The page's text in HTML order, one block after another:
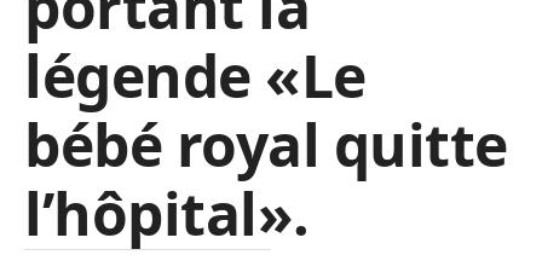
légende «Le
bébé royal quitte
l’hôpital».